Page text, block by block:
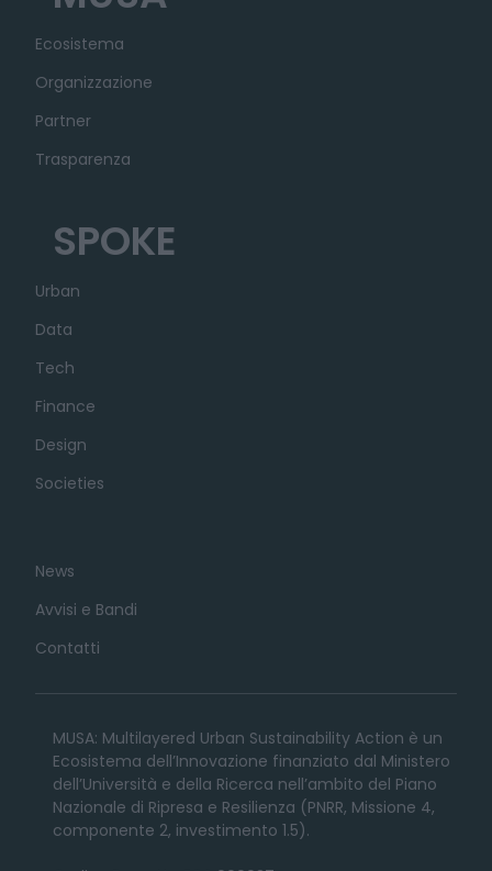
Ecosistema
Organizzazione
Partner
Trasparenza
SPOKE
Urban
Data
Tech
Finance
Design
Societies
News
Avvisi e Bandi
Contatti
MUSA: Multilayered Urban Sustainability Action è un
Ecosistema dell’Innovazione finanziato dal Ministero
dell’Università e della Ricerca nell’ambito del Piano
Nazionale di Ripresa e Resilienza (PNRR, Missione 4,
componente 2, investimento 1.5).